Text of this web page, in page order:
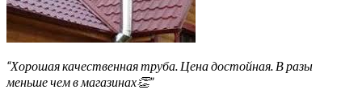
“Хорошая качественная труба. Цена достойная. В разы
меньше чем в магазинах👏”